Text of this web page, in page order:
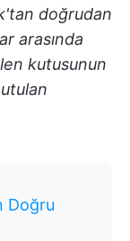
doğrudan
arasında
kutusunun
Doğru